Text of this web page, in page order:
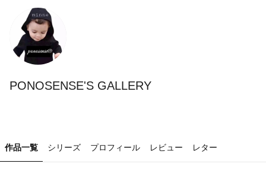
PONOSENSE'S GALLERY
作品一覧 シリーズ プロフィール レビュー レター